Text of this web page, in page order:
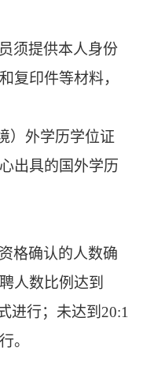
须提供本人身份
复印件等材料，
）外学历学位证
出具的国外学历
格确认的人数确
人数比例达到
进行；未达到20:1
。